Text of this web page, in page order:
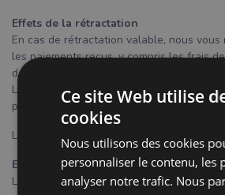
Effets de la rétractation
En cas de rétractation valable, nous vous
les paiements reçus, y compris les frais
dans un délai de 14 jours.
Le remboursement sera effectué par le
paiement que celui utilisé lors de l'achat,
Les frais de retour sont à votre charge.
Exceptions
Le droit de rétractationne s’applique
Ce site Web utilise
cookies
Nous utilisons des cookies
personnaliser le contenu, les
analyser notre trafic. Nous